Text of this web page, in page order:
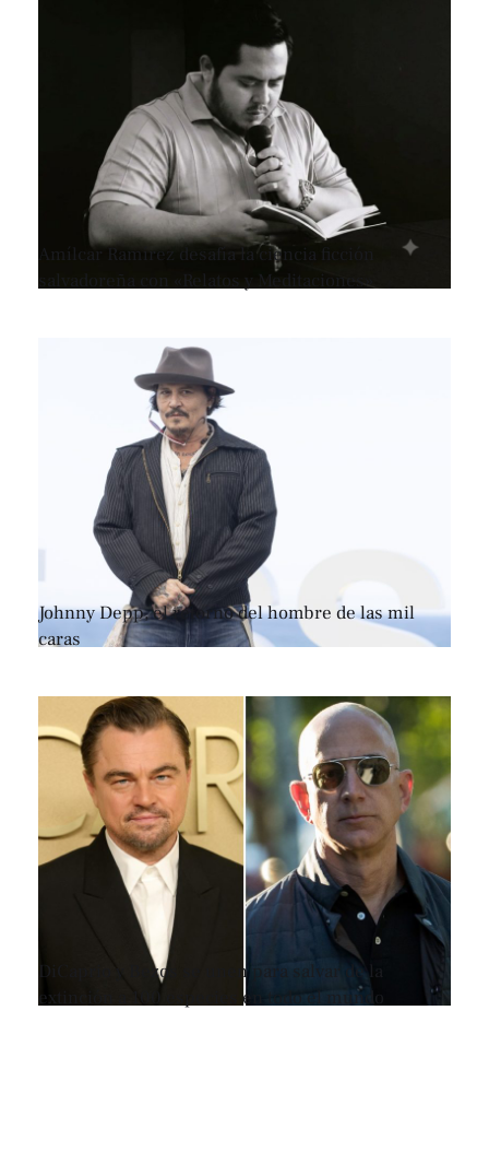
Amílcar Ramírez desafía la ciencia ficción
salvadoreña con «Relatos y Meditaciones»
Johnny Depp, el retorno del hombre de las mil
caras
DiCaprio y Bezos se unen para salvar de la
extinción a 100 especies en todo el mundo